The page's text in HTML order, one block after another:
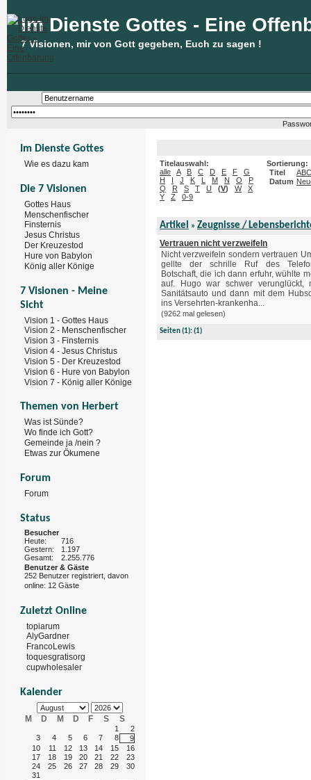
Im Dienste Gottes - Eine
7 Visionen, mir von Gott gegeben, Euch zu sagen !
Im Dienste Gottes
Wie es dazu kam
Die 7 Visionen
Gottes Haus
Menschenfischer
Finsternis
Jesus Christus
Der Kreuzestod
Hure von Babylon
König aller Könige
7 Visionen - Meine
Sicht
Vision 1 - Gottes Haus
Vision 2 - Menschenfischer
Vision 3 - Finsternis
Vision 4 - Jesus Christus
Vision 5 - Der Kreuzestod
Vision 6 - Hure von Babylon
Vision 7 - König aller Könige
Themen von Herbert
Was ist Sünde?
Wo finde ich Gott?
Gemeinde ja /nein ?
Etwas zur Ökumene
Forum
Forum
Status
Besucher
Heute:
716
Gestern:
1.197
Gesamt:
2.255.776
Benutzer & Gäste
252 Benutzer registriert, davon
online: 12 Gäste
Zuletzt Online
topiarum
AlyGardner
FrancoLewis
toquesgratisorg
cupwholesaler
Kalender
M D M D F S S
1
2
3
4 5 6 7 8
9
10
11 12 13 14 15
16
17
18 19 20 21 22
23
24
25 26 27 28 29
30
31
Titelauswahl:
alle
A B C D E F
G
H
I J K L M N O
P
Q
R S T U (V) W
X
Y
Z 0-9
Sortierung:
Titel
ABC
Datum
Artikel » Zeugnisse /
Vertrauen nicht verzweifeln
Nicht verzweifeln sondern vertrauen
gellte der schrille Ruf des
Botschaft, die ich dann erfuhr, wühlte
auf. Hugo war schwer verunglückt,
Sanitätsauto und dann mit dem
ins Versehrten-krankenha...
(9262 mal gelesen)
Seiten(1):(1)